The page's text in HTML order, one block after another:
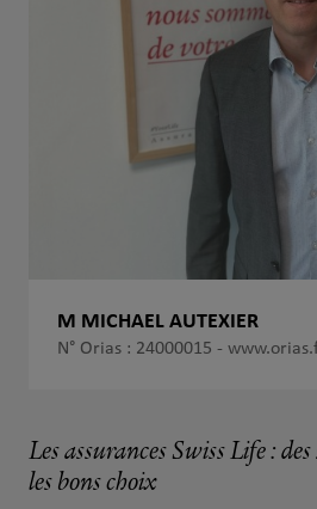
M MICHAEL AUTEXIER
N° Orias : 24000015 -
Les assurances Swiss Life :
les bons choix